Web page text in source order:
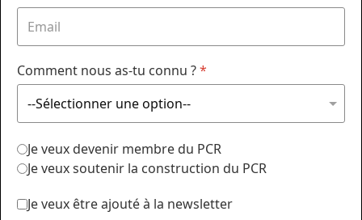
Comment nous as-tu connu ?*
Je veux devenir membre du PCR
Je veux soutenir la construction du PCR
Je veux être ajouté à la newsletter